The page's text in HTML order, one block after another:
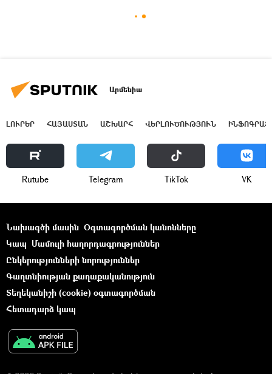
Արմենիա
ԼՈՒՐԵՐ ՀԱՅԱՍՏԱՆ ԱՇԽԱՐՀ ՎԵՐԼՈՒԾՈՒԹՅՈՒՆ
Rutube Telegram ТikТоk VK
Նախագծի մասին Օգտագործման կանոնները
Կապ Մամուլի հաղորդագրություններ
Ընկերությունների նորություններ
Գաղտնիության քաղաքականություն
Տեղեկանիշի (cookie) օգտագործման
Հետադարձ կապ